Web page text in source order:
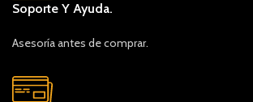
Soporte Y Ayuda.
Asesoría antes de comprar.